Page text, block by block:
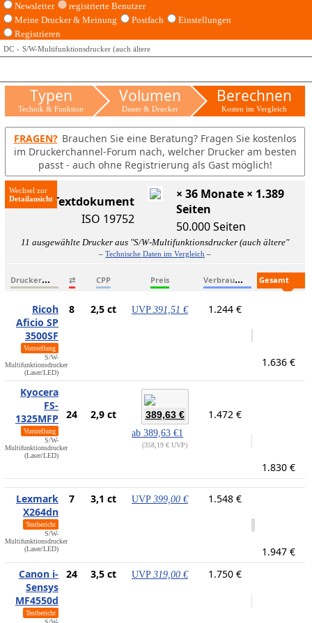
Newsletter
registrierte Benutzer
Meine Drucker & Meinung
Postfach
Einstellungen
Registrieren
DC S/W-Multifunktionsdrucker (auch ältere
Typen
Technik & Funktion
Volumen
Dauer & Drucker
Berechnen
Kosten im Vergleich
FRAGEN? Brauchen Sie eine Beratung? Fragen Sie kostenlos
im Druckerchannel-Forum nach, welcher Drucker am besten
passt - auch ohne Registrierung als Gast möglich!
Wechsel zur
ISO-Textdokument
ISO 19752
× 36 Monate × 1.389
Seiten
50.000 Seiten
11 ausgewählte Drucker aus "S/W-Multifunktionsdrucker (auch ältere"
– Technische Daten im Vergleich –
D
ruckername ⇄ CPP Preis V
erbrauchsmaterialien
Ricoh
Aficio SP
3500SF
Vorstellung
S/W-
Multifunktionsdrucker
(Laser/LED)
8 2,5 ct UVP 391,51 € 1.244 €
1.636 €
Kyocera
FS-
1325MFP
Vorstellung
S/W-
Multifunktionsdrucker
(Laser/LED)
24 2,9 ct 389,63 €
ab 389,63 €1
358,19 € UVP
1.472 €
1.830 €
Lexmark
X264dn
Testbericht
S/W-
Multifunktionsdrucker
(Laser/LED)
7 3,1 ct UVP 399,00 € 1.548 €
1.947 €
Canon i-
Sensys
MF4550d
Testbericht
24 3,5 ct UVP 319,00 € 1.750 €